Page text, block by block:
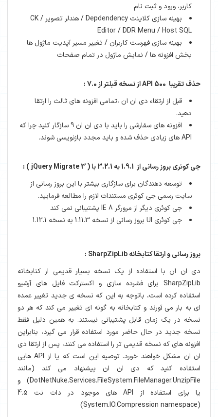
کاربر، ورود و ثبت نام
بهینه سازی کلاینت Depdendency / هندلر تصویر / CK
Editor / DDR Menu / Host SQL
بهینه سازی فهرست کاربران / تغییر مسیر آپدیت ماژول ها
بخش افزونه ها / نمایش ماژول در تمام صفحات
حذف تقریبا 500 API از نسخه قبلتر از 7.0 :
قبل از ارتقاء دی ان ان ،تمامی افزونه های ثالث را ارتقا
دهید.
افزونه های سفارشی را باید با دی ان ان 9 سازگار کنید چرا که
API های زیادی حذف شده و باید مجدد بازنویسی شوند.
جی کوئری بروز رسانی از 1.9.1 به 3.2.1 با ( jQuery Migrate 3 ) :
توسعه دهندگان برای سازگاری بیشتر با این بروز رسانی از
سایت رسمی جی کوئری مستندات لازم را مطالعه فرمایید.
جی کوئری دیگر از مرورگر IE 8 پشتیبانی نمی کند
جی کوئری UI بروز رسانی از نسخه 1.11.3 به نسخه 1.12.1
بروز رسانی و ارتقا کتابخانه SharpZipLib :
دی ان ان با استفاده از یک نسخه بسیار قدیمی از کتابخانه
SharpZipLib برای فشرده سازی و اکسترکت فایل های آرشیو
استفاده کرده است، باتوجه به این که نسخه ی جدید تغییر عمده
ای به بار می آورند و کتابخانه به گونه ای تغییر می کند که هر دو
نسخه در یک زمان قابل پشتیبانی نیستند. به همین دلیل فقط
نسخه جدید در حال حاضر مورد استفاده قرار می گیرد، بنابراین
افزونه های که نسخه قدیمی تر را استفاده می کنند، پس از ارتقا دی
ان ان مشکل خواهند خورد. توصیه این است که یا از API هایی
استفاده کنید که دی ان ان پیشنهاد می کند (مانند
DotNetNuke.Services.FileSystem.FileManager.UnzipFile) و
یا برای استفاده از API های موجود در دات نت 4.5
(System.IO.Compression namespace)